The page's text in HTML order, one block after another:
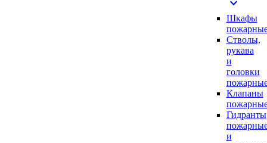
expand_more
Шкафы
Стволы,
рукава
и
головки
Клапаны
Гидранты
и